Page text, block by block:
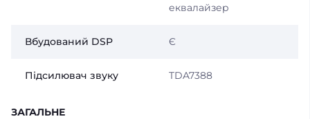
еквалайзер
Вбудований DSP Є
Підсилювач звуку TDA7388
ЗАГАЛЬНЕ